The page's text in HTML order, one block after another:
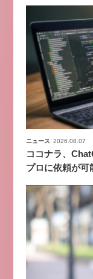
ニュース 2026.08.07
ココナラ、
プロに依頼が可